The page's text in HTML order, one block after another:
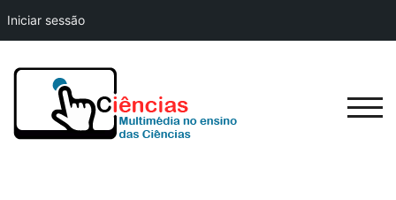
Iniciar sessão
to
content